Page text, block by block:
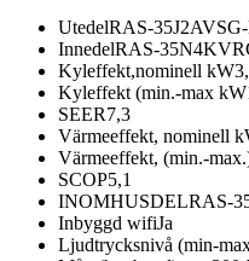
UtedelRAS-
InnedelRAS-
Kyleffekt,nominell kW
Kyleffekt (min.-max kW
SEER7,3
Värmeeffekt, nominell
Värmeeffekt, (min.-
SCOP5,1
INOMHUSDELRAS-
Inbyggd wifiJa
Ljudtrycksnivå (min-